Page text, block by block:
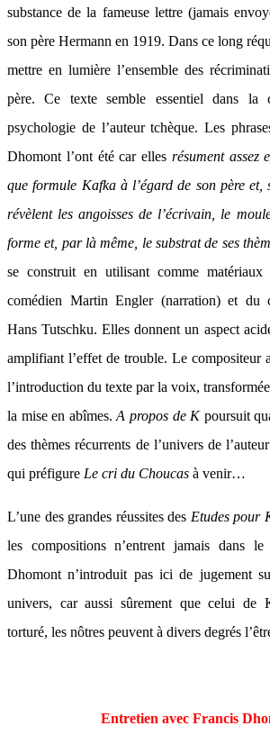
substance de la fameuse lettre (jamais
son père Hermann en 1919. Dans ce long
mettre en lumière l’ensemble des
père. Ce texte semble essentiel dans la
psychologie de l’auteur tchèque. Les
Dhomont l’ont été car elles résument assez
que formule Kafka à l’égard de son père et,
révèlent les angoisses de l’écrivain, le
forme et, par là même, le substrat de ses
se construit en utilisant comme
comédien Martin Engler (narration) et du
Hans Tutschku. Elles donnent un aspect
amplifiant l’effet de trouble. Le compositeur
l’introduction du texte par la voix,
la mise en abîmes.A propos de Kpoursuit
des thèmes récurrents de l’univers de
qui préfigure Le cri du Choucas à venir…
L’une des grandes réussites des Etudes pour
les compositions n’entrent jamais dans le
Dhomont n’introduit pas ici de jugement
univers, car aussi sûrement que celui de
torturé, les nôtres peuvent à divers degrés
Entretien avec Francis